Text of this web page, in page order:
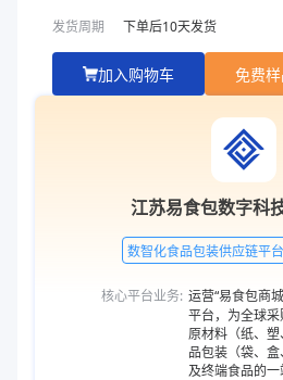
发货周期 下单后10天发货
加入购物车 免费
江苏易食包数字科
数智化食品包装供应链平台
核心平台业务: 运营“易食包商
平台，为全球
原材料（纸、
品包装（袋、
及终端食品的一